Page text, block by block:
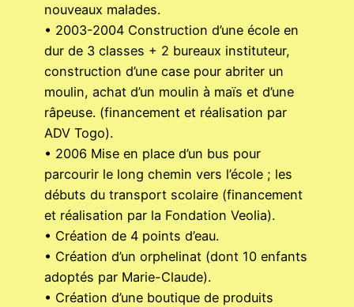
nouveaux malades.
• 2003-2004 Construction d’une école en
dur de 3 classes + 2 bureaux instituteur,
construction d’une case pour abriter un
moulin, achat d’un moulin à maïs et d’une
râpeuse. (financement et réalisation par
ADV Togo).
• 2006 Mise en place d’un bus pour
parcourir le long chemin vers l’école ; les
débuts du transport scolaire (financement
et réalisation par la Fondation Veolia).
• Création de 4 points d’eau.
• Création d’un orphelinat (dont 10 enfants
adoptés par Marie-Claude).
• Création d’une boutique de produits